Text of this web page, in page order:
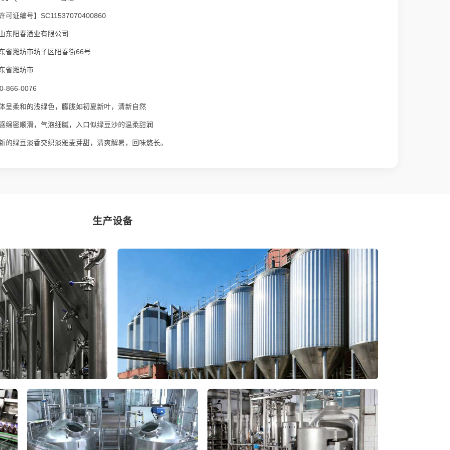
可证编号】SC11537070400860
东阳春酒业有限公司
省潍坊市坊子区阳春街66号
省潍坊市
866-0076
呈柔和的浅绿色，朦胧如初夏新叶，清新自然
绵密顺滑，气泡细腻，入口似绿豆沙的温柔甜润
的绿豆淡香交织淡雅麦芽甜，清爽解暑，回味悠长。
生产设备